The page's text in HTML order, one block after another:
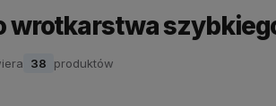
wrotkarstwa
38 produktów